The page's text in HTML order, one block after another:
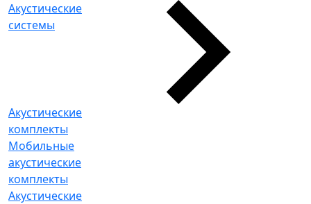
Акустические
системы
Акустические
комплекты
Мобильные
акустические
комплекты
Акустические